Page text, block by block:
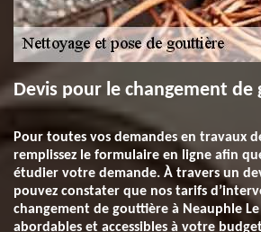
Devis pour le changement de
Pour toutes vos demandes en travaux
remplissez le formulaire en ligne afin
étudier votre demande. À travers un
pouvez constater que nos tarifs
changement de gouttière à Neauphle
abordables et accessibles à votre